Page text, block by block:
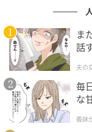
ま
話
夫の
毎
な
が】
義妹